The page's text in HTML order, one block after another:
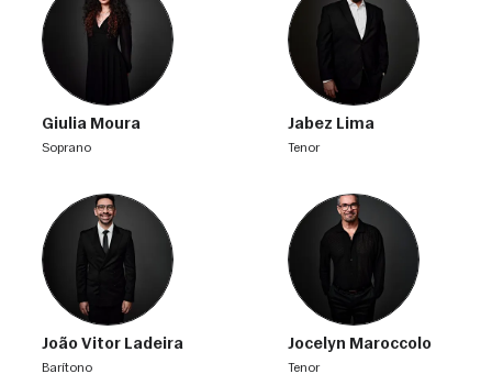
Giulia Moura
soprano
Jabez Lima
tenor
João Vitor Ladeira
barítono
Jocelyn Maroccolo
tenor